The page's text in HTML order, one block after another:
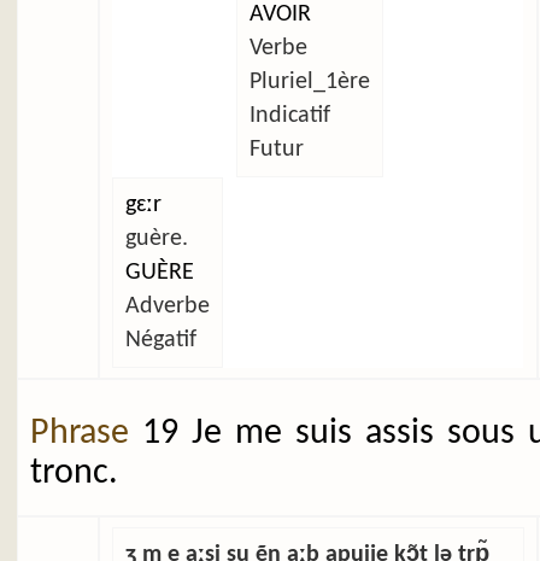
AVOIR
Verbe
Pluriel_1ère
Indicatif
Futur
gɛːr
guère.
GUÈRE
Adverbe
Négatif
Phrase 19 Je me suis assis
tronc.
ʒ m e aːsi su ẽn aːb apɥịje kɔ̃t lə trɒ̃